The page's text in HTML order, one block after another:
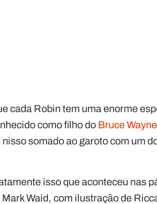
cada Robin tem uma enorme
como filho do Bruce Wayne
somado ao garoto com um
isso que aconteceu nas
Waid, com ilustração de